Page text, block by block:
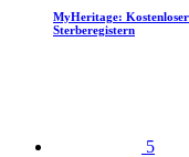
MyHeritage:
Sterberegistern
5